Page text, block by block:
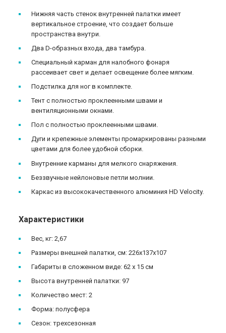
Нижняя часть стенок внутренней палатки имеет
вертикальное строение, что создает больше
пространства внутри.
Два D-образных входа, два тамбура.
Специальный карман для налобного фонаря
рассеивает свет и делает освещение более мягким.
Подстилка для ног в комплекте.
Тент с полностью проклеенными швами и
вентиляционными окнами.
Пол с полностью проклеенными швами.
Дуги и крепежные элементы промаркированы разными
цветами для более удобной сборки.
Внутренние карманы для мелкого снаряжения.
Беззвучные нейлоновые петли молнии.
Каркас из высококачественного алюминия HD Velocity.
Характеристики
Вес, кг: 2,67
Размеры внешней палатки, см: 226x137x107
Габариты в сложенном виде: 62 х 15 см
Высота внутренней палатки: 97
Количество мест: 2
Форма: полусфера
Сезон: трехсезонная